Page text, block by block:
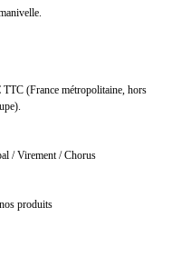
(France métropolitaine, hors
/ Virement / Chorus
produits